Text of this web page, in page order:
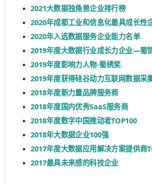
2021大数据独角兽企业排行榜
2020年成都工业和信息化最具成长性
2020年入选数据服务企业能力名单
2019年度大数据行业成长力企业—蜀
2019年度影响力人物-蜀绣奖
2019年度获得硅谷动力互联网数据采
2018年度新力量品牌服务商
2018年度国内优秀SaaS服务商
2018年度数字中国推动者TOP100
2018年大数据企业100强
2017年度大数据应用解决方案提供商
2017最具未来感的科技企业